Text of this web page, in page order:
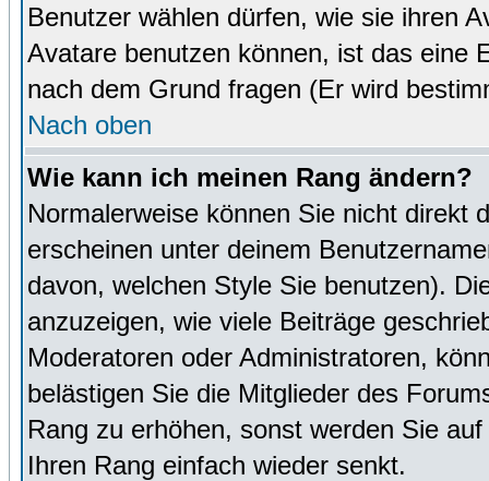
Benutzer wählen dürfen, wie sie ihren
Avatare benutzen können, ist das eine
nach dem Grund fragen (Er wird
Nach oben
Wie kann ich meinen Rang ändern?
Normalerweise können Sie nicht direkt
erscheinen unter deinem
davon, welchen Style Sie benutzen).
anzuzeigen, wie viele Beiträge
Moderatoren oder Administratoren,
belästigen Sie die Mitglieder des
Rang zu erhöhen, sonst werden Sie
Ihren Rang einfach wieder senkt.